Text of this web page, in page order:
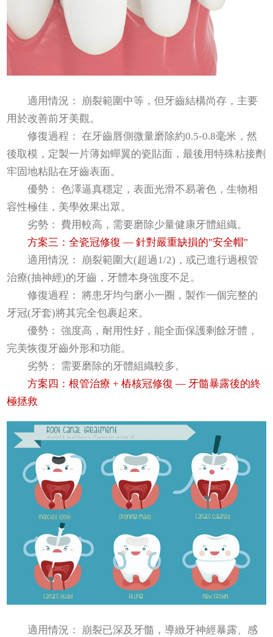
適用情況： 崩裂範圍中等，但牙齒結構尚存，主要
用於改善前牙美觀。
修復過程： 在牙齒唇側微量磨除約0.5-0.8毫米，然
後取模，定製一片薄如蟬翼的瓷貼面，最後用特殊粘接劑
牢固地粘貼在牙齒表面。
優勢： 色澤逼真穩定，表面光滑不易著色，生物相
容性極佳，美學效果出眾。
劣勢： 費用較高，需要磨除少量健康牙體組織。
方案三：全瓷冠修復 — 針對嚴重缺損的"安全帽"
適用情況： 崩裂範圍大(超過1/2)，或已進行過根管
治療(抽神經)的牙齒，牙體本身強度不足。
修復過程： 將患牙均勻磨小一圈，製作一個完整的
牙冠(牙套)將其完全包裹起來。
優勢： 強度高，耐用性好，能全面保護剩餘牙體，
完美恢復牙齒外形和功能。
劣勢： 需要磨除的牙體組織較多。
方案四：根管治療 + 樁核冠修復 — 牙髓暴露後的終
極拯救
適用情況： 崩裂已深及牙髓，導緻牙神經暴露、感